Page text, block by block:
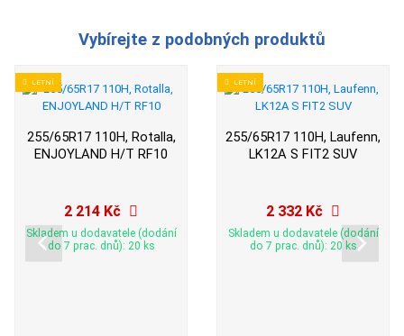
Vybírejte z podobných produktů
LETNÍ
255/65R17 110H, Rotalla,
ENJOYLAND H/T RF10
2 214 Kč
Skladem u dodavatele (dodání
do 7 prac. dnů): 20 ks
LETNÍ
255/65R17 110H, Laufenn,
LK12A S FIT2 SUV
2 332 Kč
Skladem u dodavatele (dodání
do 7 prac. dnů): 20 ks